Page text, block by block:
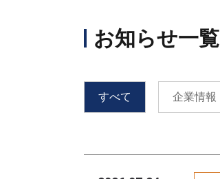
Company
お知らせ一覧
すべて 企業情報